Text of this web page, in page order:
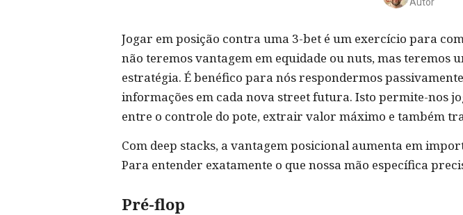
Jogar em posição contra uma 3-bet é um exercício para
não teremos vantagem em equidade ou nuts, mas teremos
estratégia. É benéfico para nós respondermos
informações em cada nova street futura. Isto permite-nos
entre o controle do pote, extrair valor máximo e também
Com deep stacks, a vantagem posicional aumenta em
Para entender exatamente o que nossa mão específica
Pré-flop